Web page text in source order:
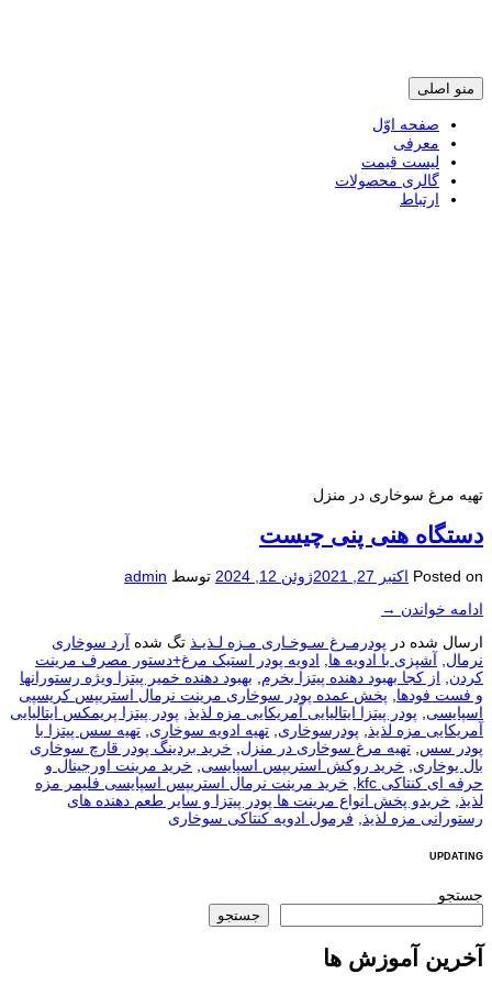
منو اصلی پرش
به
محتوی
صفحه اوّل
معرفی
لیست قیمت
گالری محصولات
ارتباط
تهیه مرغ سوخاری در منزل
دستگاه هنی پنی چيست
Posted on اکتبر 27, 2021 ژوئن 12, 2024 توسط admin
ادامه خواندن →
ارسال شده در پودرمـرغ سـوخـاری مـزه لـذیـذ تگ شده آرد سوخاری
نرمال, آشپزی با ادویه ها, ادویه پودر استیک مرغ+دستور مصرف مرینت
کردن, از کجا بهبود دهنده پیتزا بخرم, بهبود دهنده خمیر پیتزا ویژه رستورانها
و فست فودها, پخش عمده پودر سوخاری مرینت نرمال استريپس کریسپی
اسپایسی, پودر پیتزا ایتالیایی آمریکایی مزه لذیذ, پودر پیتزا پریمکس ایتالیایی
آمریکایی مزه لذیذ, پودرسوخاری, تهیه ادویه سوخاری, تهیه سس پیتزا با
پودر سس, تهیه مرغ سوخاری در منزل, خرید بردینگ پودر قارچ سوخاری
بال یوخاری, خرید روکش استریپس اسپایسی, خرید مرینت اورجینال و
حرفه ای کنتاکی kfc
, خرید مرینت نرمال استریپس اسپایسی فلیمر مزه
لذیذ, خریدو پخش انواع مرینت ها پودر پیتزا و سایر طعم دهنده های
رستورانی مزه لذیذ, فرمول ادویه کنتاکی سوخاری
UPDATING
جستجو
جستجو
آخرین آموزش ها